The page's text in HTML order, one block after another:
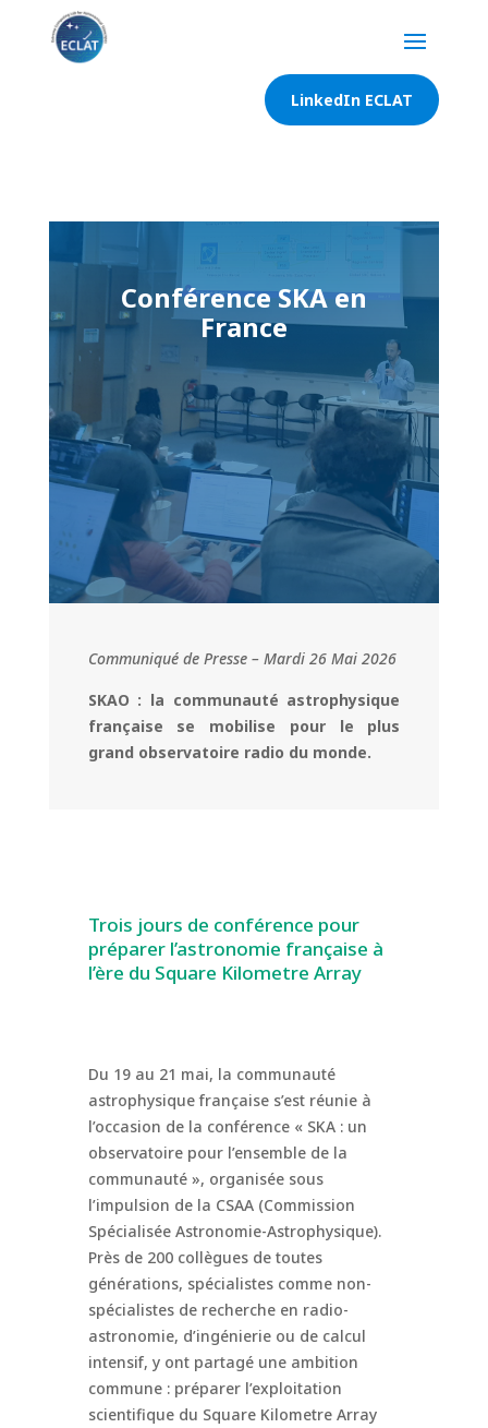
LinkedIn ECLAT
Conférence SKA en
France
Communiqué de Presse – Mardi 26 Mai 2026
SKAO : la communauté astrophysique
française se mobilise pour le plus
grand observatoire radio du monde.
Trois jours de conférence pour
préparer l’astronomie française à
l’ère du Square Kilometre Array
Du 19 au 21 mai, la communauté
astrophysique française s’est réunie à
l’occasion de la conférence « SKA : un
observatoire pour l’ensemble de la
communauté », organisée sous
l’impulsion de la CSAA (Commission
Spécialisée Astronomie-Astrophysique).
Près de 200 collègues de toutes
générations, spécialistes comme non-
spécialistes de recherche en radio-
astronomie, d’ingénierie ou de calcul
intensif, y ont partagé une ambition
commune : préparer l’exploitation
scientifique du Square Kilometre Array